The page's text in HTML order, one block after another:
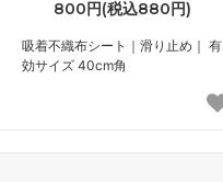
800円(税込880円)
吸着不織布シート｜滑り止め｜ 有
効サイズ 40cm角